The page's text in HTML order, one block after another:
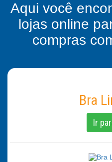
Aqui você
lojas online
compras
Bra
Ir